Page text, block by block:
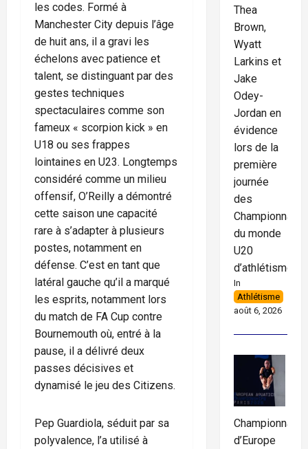
les codes. Formé à
Manchester City depuis l’âge
de huit ans, il a gravi les
échelons avec patience et
talent, se distinguant par des
gestes techniques
spectaculaires comme son
fameux « scorpion kick » en
U18 ou ses frappes
lointaines en U23. Longtemps
considéré comme un milieu
offensif, O’Reilly a démontré
cette saison une capacité
rare à s’adapter à plusieurs
postes, notamment en
défense. C’est en tant que
latéral gauche qu’il a marqué
les esprits, notamment lors
du match de FA Cup contre
Bournemouth où, entré à la
pause, il a délivré deux
passes décisives et
dynamisé le jeu des Citizens.
Pep Guardiola, séduit par sa
polyvalence, l’a utilisé à
Thea
Brown,
Wyatt
Larkins et
Jake
Odey-
Jordan en
évidence
lors de la
première
journée
des
Championnats
du monde
U20
d’athlétisme
In
Athlétisme
août 6, 2026
Championnats
d’Europe